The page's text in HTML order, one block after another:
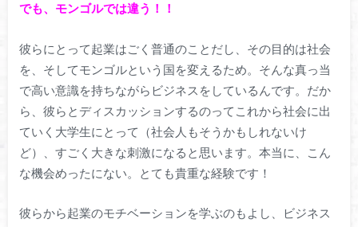
でも、モンゴルでは違う！！
彼らにとって起業はごく普通のことだし、その目的は社会
を、そしてモンゴルという国を変えるため。そんな真っ当
で高い意識を持ちながらビジネスをしているんです。だか
ら、彼らとディスカッションするのってこれから社会に出
ていく大学生にとって（社会人もそうかもしれないけ
ど）、すごく大きな刺激になると思います。本当に、こん
な機会めったにない。とても貴重な経験です！
彼らから起業のモチベーションを学ぶのもよし、ビジネス